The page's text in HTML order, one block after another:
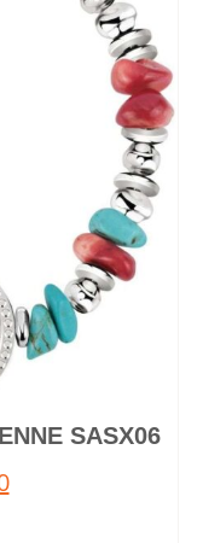
SASX06